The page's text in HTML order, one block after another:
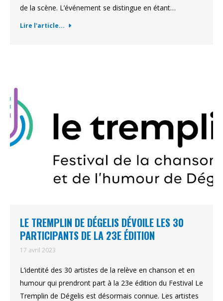
de la scène. L’événement se distingue en étant…
Lire l'article...
LE TREMPLIN DE DÉGELIS DÉVOILE LES 30
PARTICIPANTS DE LA 23E ÉDITION
17 avril 2023
L’identité des 30 artistes de la relève en chanson et en
humour qui prendront part à la 23e édition du Festival Le
Tremplin de Dégelis est désormais connue. Les artistes